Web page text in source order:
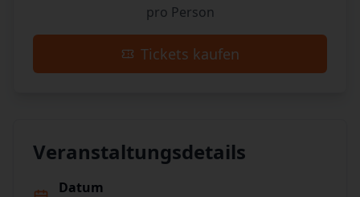
pro Person
Tickets kaufen
Veranstaltungsdetails
Datum